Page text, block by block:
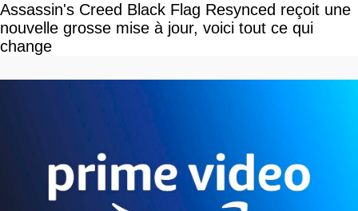
Assassin's Creed Black Flag Resynced reçoit une
nouvelle grosse mise à jour, voici tout ce qui
change